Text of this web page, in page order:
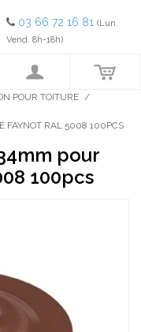
03 66 72 16 81 (Lun.
Vend. 8h-18h)
POUR TOITURE /
FAYNOT RAL 5008 100PCS
pour
100pcs